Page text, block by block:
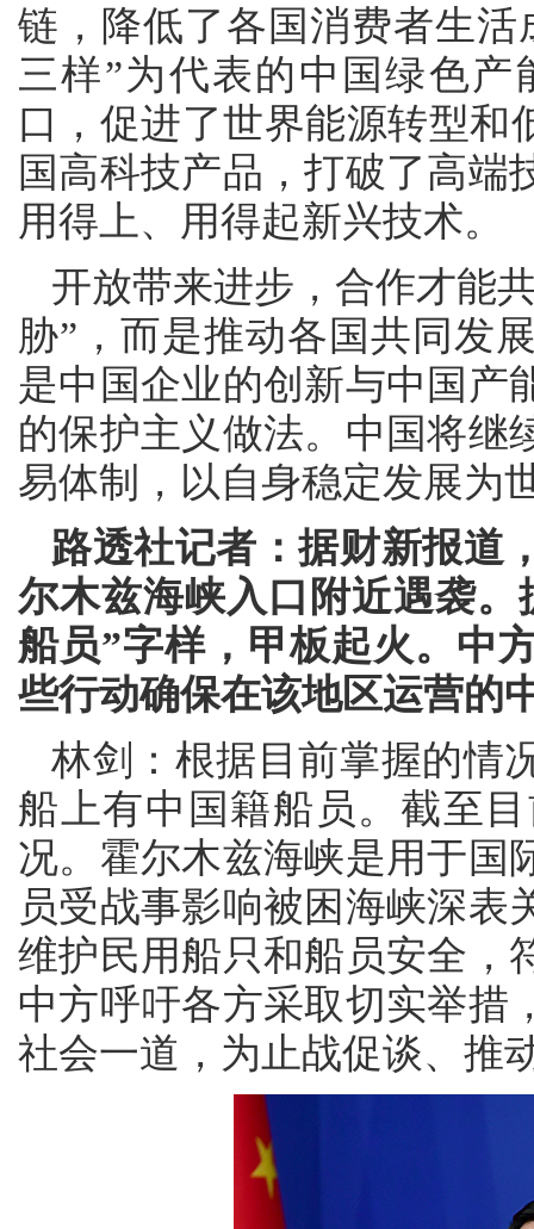
链，降低了各国消费者生
三样”为代表的中国绿色
口，促进了世界能源转型和
国高科技产品，打破了高端
用得上、用得起新兴技术。
开放带来进步，合作才能
胁”，而是推动各国共同发
是中国企业的创新与中国产
的保护主义做法。中国将继
易体制，以自身稳定发展为
路透社记者：据财新报道
尔木兹海峡入口附近遇袭
船员”字样，甲板起火。中
些行动确保在该地区运营的
林剑：根据目前掌握的情
船上有中国籍船员。截至
况。霍尔木兹海峡是用于国
员受战事影响被困海峡深表
维护民用船只和船员安全，
中方呼吁各方采取切实举措
社会一道，为止战促谈、推